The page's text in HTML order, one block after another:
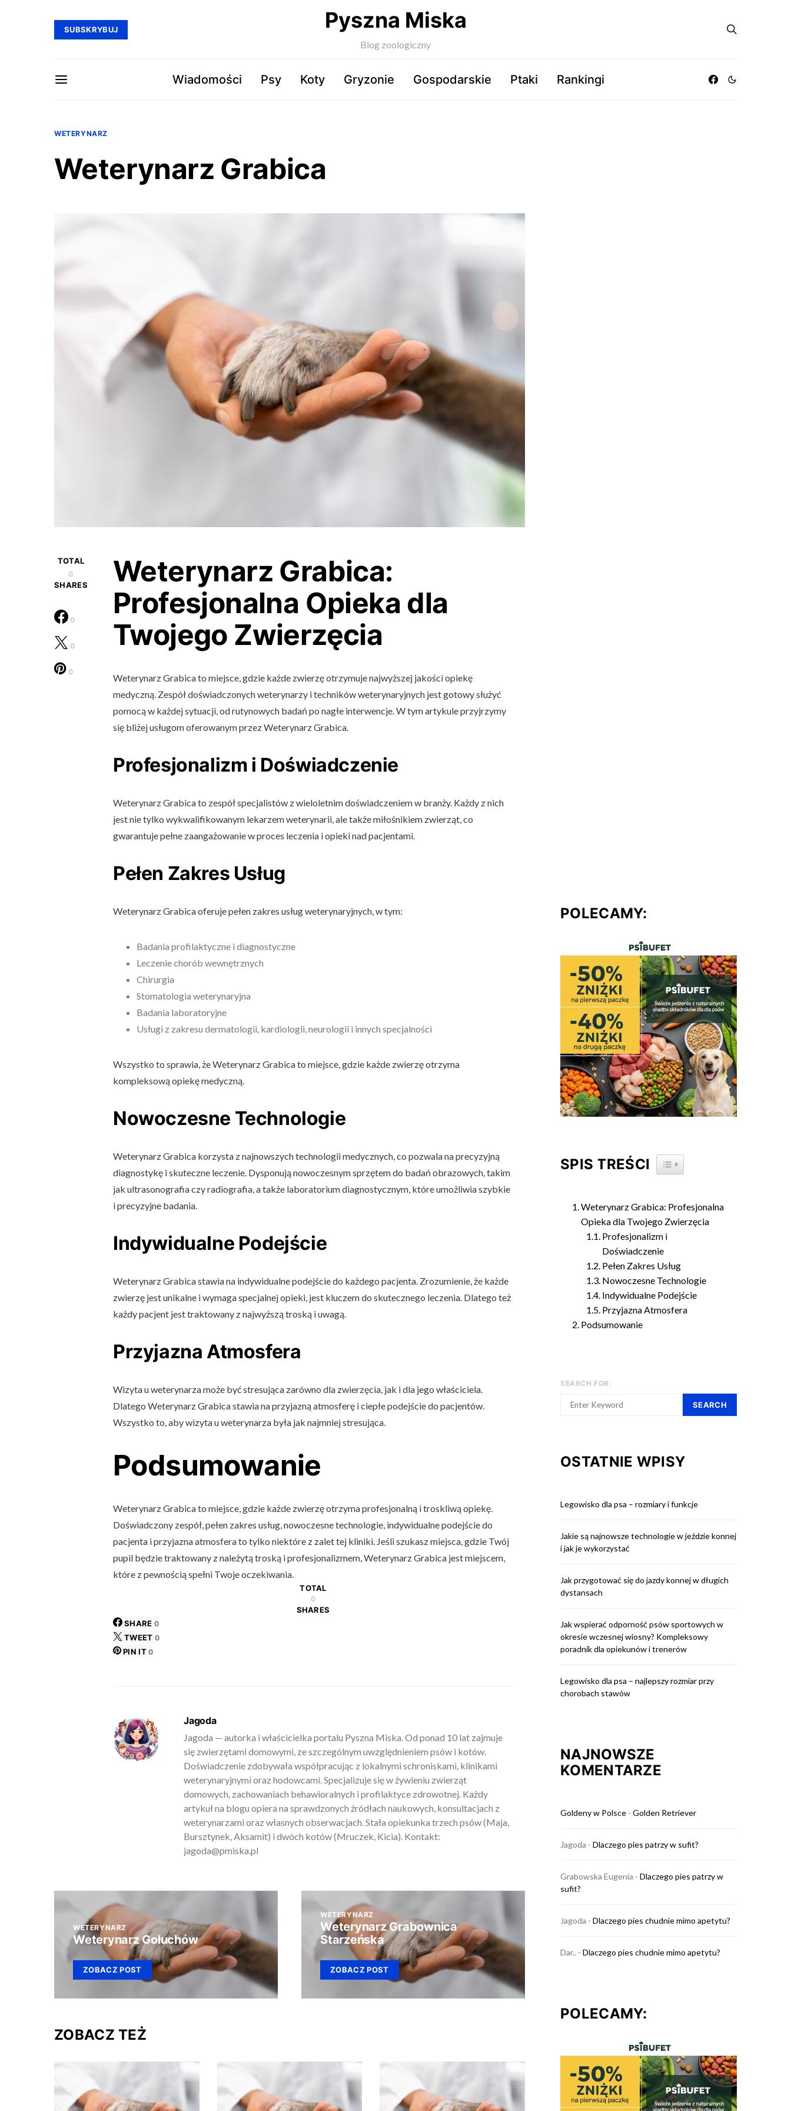
SUBSKRYBUJ Pyszna Miska
Blog zoologiczny
Wiadomości Psy Koty Gryzonie Gospodarskie Ptaki Rankingi
WETERYNARZ
Weterynarz Grabica
TOTAL
0
SHARES
0
0
0
Weterynarz Grabica:
Profesjonalna Opieka dla
Twojego Zwierzęcia
Weterynarz Grabica to miejsce, gdzie każde zwierzę otrzymuje najwyższej jakości opiekę
medyczną. Zespół doświadczonych weterynarzy i techników weterynaryjnych jest gotowy służyć
pomocą w każdej sytuacji, od rutynowych badań po nagłe interwencje. W tym artykule przyjrzymy
się bliżej usługom oferowanym przez Weterynarz Grabica.
Profesjonalizm i Doświadczenie
Weterynarz Grabica to zespół specjalistów z wieloletnim doświadczeniem w branży. Każdy z nich
jest nie tylko wykwalifikowanym lekarzem weterynarii, ale także miłośnikiem zwierząt, co
gwarantuje pełne zaangażowanie w proces leczenia i opieki nad pacjentami.
Pełen Zakres Usług
Weterynarz Grabica oferuje pełen zakres usług weterynaryjnych, w tym:
Badania profilaktyczne i diagnostyczne
Leczenie chorób wewnętrznych
Chirurgia
Stomatologia weterynaryjna
Badania laboratoryjne
Usługi z zakresu dermatologii, kardiologii, neurologii i innych specjalności
Wszystko to sprawia, że Weterynarz Grabica to miejsce, gdzie każde zwierzę otrzyma
kompleksową opiekę medyczną.
Nowoczesne Technologie
Weterynarz Grabica korzysta z najnowszych technologii medycznych, co pozwala na precyzyjną
diagnostykę i skuteczne leczenie. Dysponują nowoczesnym sprzętem do badań obrazowych, takim
jak ultrasonografia czy radiografia, a także laboratorium diagnostycznym, które umożliwia szybkie
i precyzyjne badania.
Indywidualne Podejście
Weterynarz Grabica stawia na indywidualne podejście do każdego pacjenta. Zrozumienie, że każde
zwierzę jest unikalne i wymaga specjalnej opieki, jest kluczem do skutecznego leczenia. Dlatego też
każdy pacjent jest traktowany z najwyższą troską i uwagą.
Przyjazna Atmosfera
Wizyta u weterynarza może być stresująca zarówno dla zwierzęcia, jak i dla jego właściciela.
Dlatego Weterynarz Grabica stawia na przyjazną atmosferę i ciepłe podejście do pacjentów.
Wszystko to, aby wizyta u weterynarza była jak najmniej stresująca.
Podsumowanie
Weterynarz Grabica to miejsce, gdzie każde zwierzę otrzyma profesjonalną i troskliwą opiekę.
Doświadczony zespół, pełen zakres usług, nowoczesne technologie, indywidualne podejście do
pacjenta i przyjazna atmosfera to tylko niektóre z zalet tej kliniki. Jeśli szukasz miejsca, gdzie Twój
pupil będzie traktowany z należytą troską i profesjonalizmem, Weterynarz Grabica jest miejscem,
które z pewnością spełni Twoje oczekiwania.
TOTAL
0
SHARES
SHARE 0
TWEET 0
PIN IT 0
Jagoda
Jagoda — autorka i właścicielka portalu Pyszna Miska. Od ponad 10 lat zajmuje
się zwierzętami domowymi, ze szczególnym uwzględnieniem psów i kotów.
Doświadczenie zdobywała współpracując z lokalnymi schroniskami, klinikami
weterynaryjnymi oraz hodowcami. Specjalizuje się w żywieniu zwierząt
domowych, zachowaniach behawioralnych i profilaktyce zdrowotnej. Każdy
artykuł na blogu opiera na sprawdzonych źródłach naukowych, konsultacjach z
weterynarzami oraz własnych obserwacjach. Stała opiekunka trzech psów (Maja,
Bursztynek, Aksamit) i dwóch kotów (Mruczek, Kicia). Kontakt:
jagoda@pmiska.pl
WETERYNARZ
Weterynarz Gołuchów
ZOBACZ POST
WETERYNARZ
Weterynarz Grabownica
Starzeńska
ZOBACZ POST
ZOBACZ TEŻ
POLECAMY:
SPIS TREŚCI TOGGLE TABLE OF CONTENT
Weterynarz Grabica: Profesjonalna
Opieka dla Twojego Zwierzęcia
Profesjonalizm i
Doświadczenie
Pełen Zakres Usług
Nowoczesne Technologie
Indywidualne Podejście
Przyjazna Atmosfera
Podsumowanie
SEARCH FOR:
SEARCH
OSTATNIE WPISY
Legowisko dla psa – rozmiary i funkcje
Jakie są najnowsze technologie w jeździe konnej
i jak je wykorzystać
Jak przygotować się do jazdy konnej w długich
dystansach
Jak wspierać odporność psów sportowych w
okresie wczesnej wiosny? Kompleksowy
poradnik dla opiekunów i trenerów
Legowisko dla psa – najlepszy rozmiar przy
chorobach stawów
NAJNOWSZE
KOMENTARZE
Goldeny w Polsce - Golden Retriever
Jagoda - Dlaczego pies patrzy w sufit?
Grabowska Eugenia - Dlaczego pies patrzy w
sufit?
Jagoda - Dlaczego pies chudnie mimo apetytu?
Dar.. - Dlaczego pies chudnie mimo apetytu?
POLECAMY: